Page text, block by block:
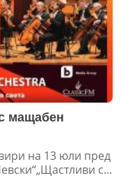
мащабен
на 13 юли пред
с...